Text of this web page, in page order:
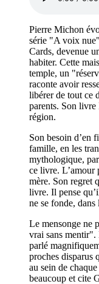
Pierre Michon
série "A voix
Cards, devenue
habiter. Cette
temple, un
raconte avoir
libérer de tout ce
parents. Son
région.
Son besoin d’en
famille, en les
mythologique,
ce livre. L’amour
mère. Son regret
livre. Il pense
ne se fonde, dans
Le mensonge ne
vrai sans
parlé
proches disparus
au sein de
beaucoup et cite